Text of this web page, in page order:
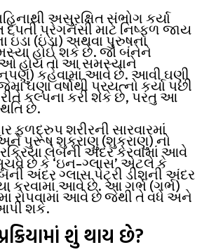
અસુરક્ષિત સંભોગ કર્યા
દંપતી પ્રેગનેંસી માટે નિષ્ફળ જાય
ઇંડા (ઇંડા) અથવા પુરુષના
હોઈ શકે છે. જો બંનેને
હોય તો આ સમસ્યાને
કહેવામાં આવે છે. આવી ઘણી
ઘણા વર્ષોથી પ્રયત્નો કર્યા પછી
રીતે કલ્પના કરી શકે છે, પરંતુ આ
છે.
ફળદ્રુપ શરીરની સારવારમાં
અને પુરૂષ શુક્રાણુ (શુક્રાણુ) નો
લેબની અંદર કરવામાં આવે
સૂચવે છે કે ‘ઇન-ગ્લાસ’ એટલે કે
અંદર ગ્લાસ પેટ્રી ડીશની અંદર
કરવામાં આવે છે. આ ગર્ભ (ગર્ભ)
રોપવામાં આવે છે જેથી તે વધે અને
શકે.
શું થાય છે?